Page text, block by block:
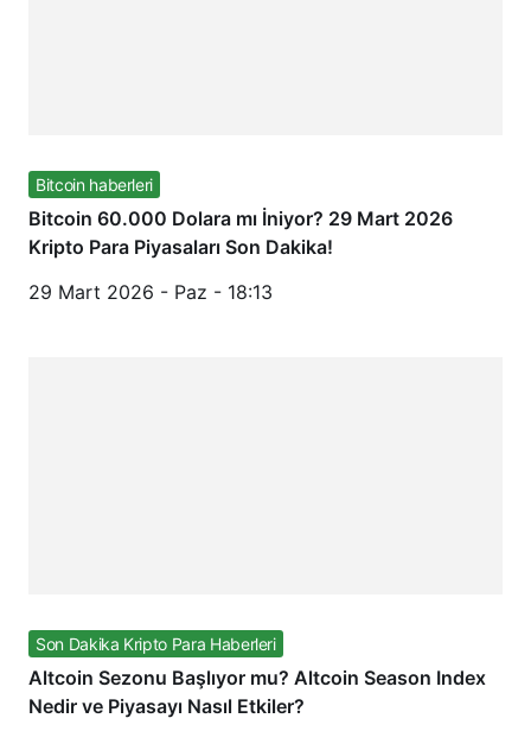
Bitcoin haberleri
Bitcoin 60.000 Dolara mı İniyor? 29 Mart 2026
Kripto Para Piyasaları Son Dakika!
29 Mart 2026 - Paz - 18:13
Son Dakika Kripto Para Haberleri
Altcoin Sezonu Başlıyor mu? Altcoin Season Index
Nedir ve Piyasayı Nasıl Etkiler?